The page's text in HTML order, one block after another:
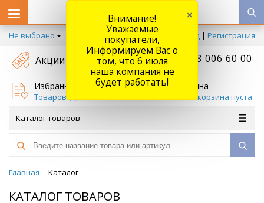
Не выбрано Вход | Регистрация
Акции +7 778 006 60 00
Избранное
Товаров (
Корзина
Ваша корзина пуста
Каталог товаров
Главная Каталог
КАТАЛОГ ТОВАРОВ
Внимание!
Уважаемые
покупатели,
Информируем Вас о
том, что 6 июля
наша компания не
будет работать!
×